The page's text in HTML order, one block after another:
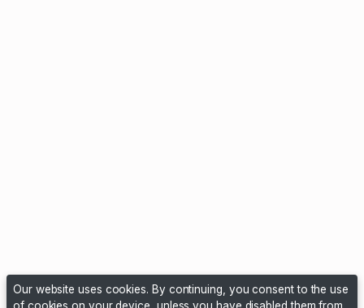
Our website uses cookies. By continuing, you consent to the use